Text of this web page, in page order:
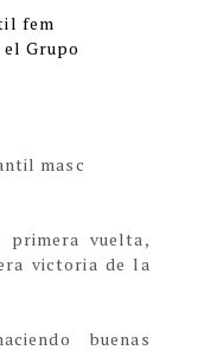
fem
el Grupo
masc
vuelta,
victoria de la
buenas